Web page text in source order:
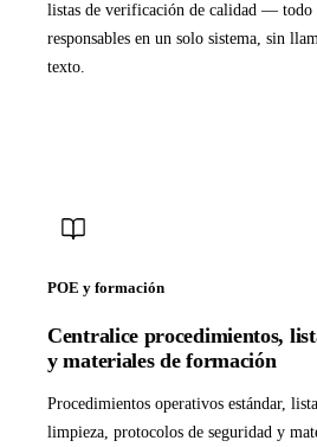
listas de verificación de calidad — todo
responsables en un solo sistema, sin
texto.
POE y formación
Centralice procedimientos,
y materiales de formación
Procedimientos operativos estándar,
limpieza, protocolos de seguridad y